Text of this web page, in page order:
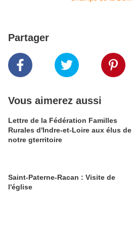
Partager
Vous aimerez aussi
Lettre de la Fédération Familles
Rurales d'Indre-et-Loire aux élus de
notre gterritoire
Saint-Paterne-Racan : Visite de
l'église